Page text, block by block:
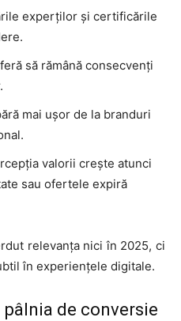
experților și certificările
să rămână consecvenți
mai ușor de la branduri
valorii crește atunci
sau ofertele expiră
relevanța nici în 2025, ci
în experiențele digitale.
de conversie